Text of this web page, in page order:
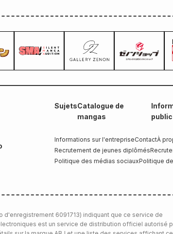
SujetsCatalogue de
mangas
Informations sur l'entrepriseContactÀ
Recrutement de jeunes diplômés
Politique des médias sociauxPolitique
d'enregistrement 6091713) indiquant que ce service de
est un service de distribution officiel autorisé